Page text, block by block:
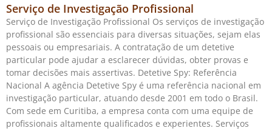
Serviço de Investigação Profissional
Serviço de Investigação Profissional Os serviços de investigação
profissional são essenciais para diversas situações, sejam elas
pessoais ou empresariais. A contratação de um detetive
particular pode ajudar a esclarecer dúvidas, obter provas e
tomar decisões mais assertivas. Detetive Spy: Referência
Nacional A agência Detetive Spy é uma referência nacional em
investigação particular, atuando desde 2001 em todo o Brasil.
Com sede em Curitiba, a empresa conta com uma equipe de
profissionais altamente qualificados e experientes. Serviços